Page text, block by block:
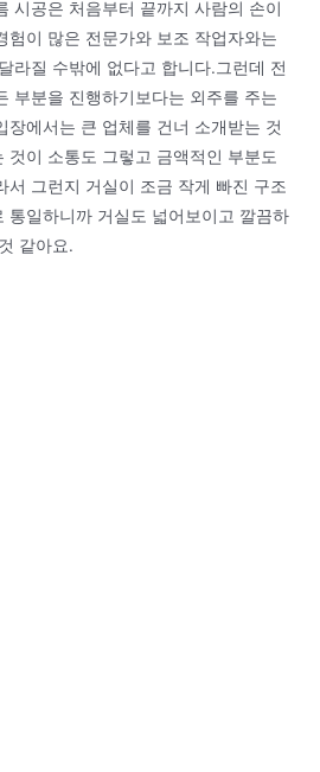
시공은 처음부터 끝까지 사람의 손이
험이 많은 전문가와 보조 작업자와는
라질 수밖에 없다고 합니다.그런데 전
부분을 진행하기보다는 외주를 주는
장에서는 큰 업체를 건너 소개받는 것
것이 소통도 그렇고 금액적인 부분도
서 그런지 거실이 조금 작게 빠진 구조
통일하니까 거실도 넓어보이고 깔끔하
같아요.